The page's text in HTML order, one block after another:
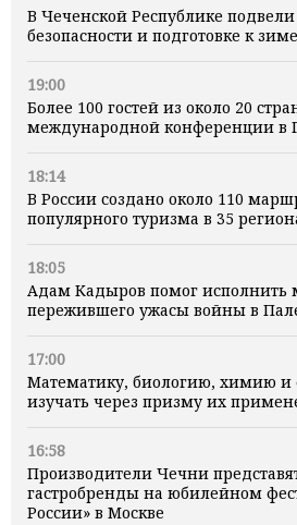
В Чеченской Республике
безопасности и подготовке к зиме
19:00
Более 100 гостей из около 20
международной конференции в
18:14
В России создано около 110
популярного туризма в 35
18:05
Адам Кадыров помог исполнить
пережившего ужасы войны в
17:00
Математику, биологию, химию и
изучать через призму их
16:58
Производители Чечни
гастробренды на юбилейном
России» в Москве